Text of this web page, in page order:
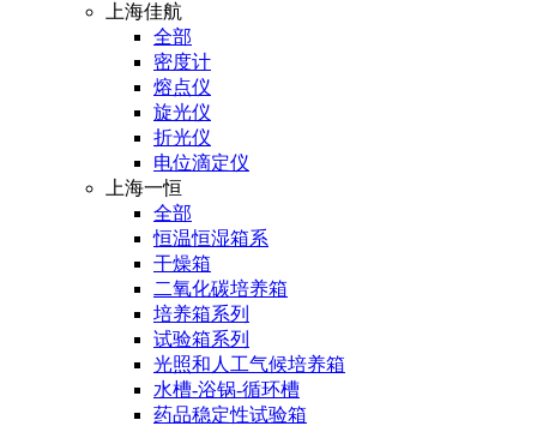
上海佳航
全部
密度计
熔点仪
旋光仪
折光仪
电位滴定仪
上海一恒
全部
恒温恒湿箱系
干燥箱
二氧化碳培养箱
培养箱系列
试验箱系列
光照和人工气候培养箱
水槽-浴锅-循环槽
药品稳定性试验箱